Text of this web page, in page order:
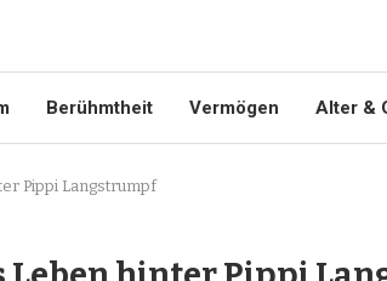
Berühmtheit Vermögen Alter &
Pippi Langstrumpf